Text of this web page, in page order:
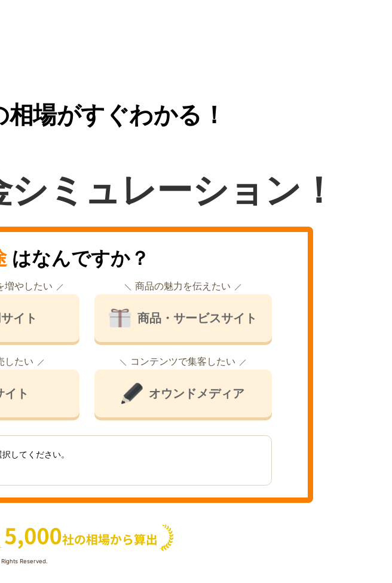
相場がすぐわかる！
シミュレーション！
はなんですか？
増やしたい
イト
商品の魅力を伝えたい
商品・サービスサイト
したい
イト
コンテンツで集客したい
オウンドメディア
してください。
Reserved.